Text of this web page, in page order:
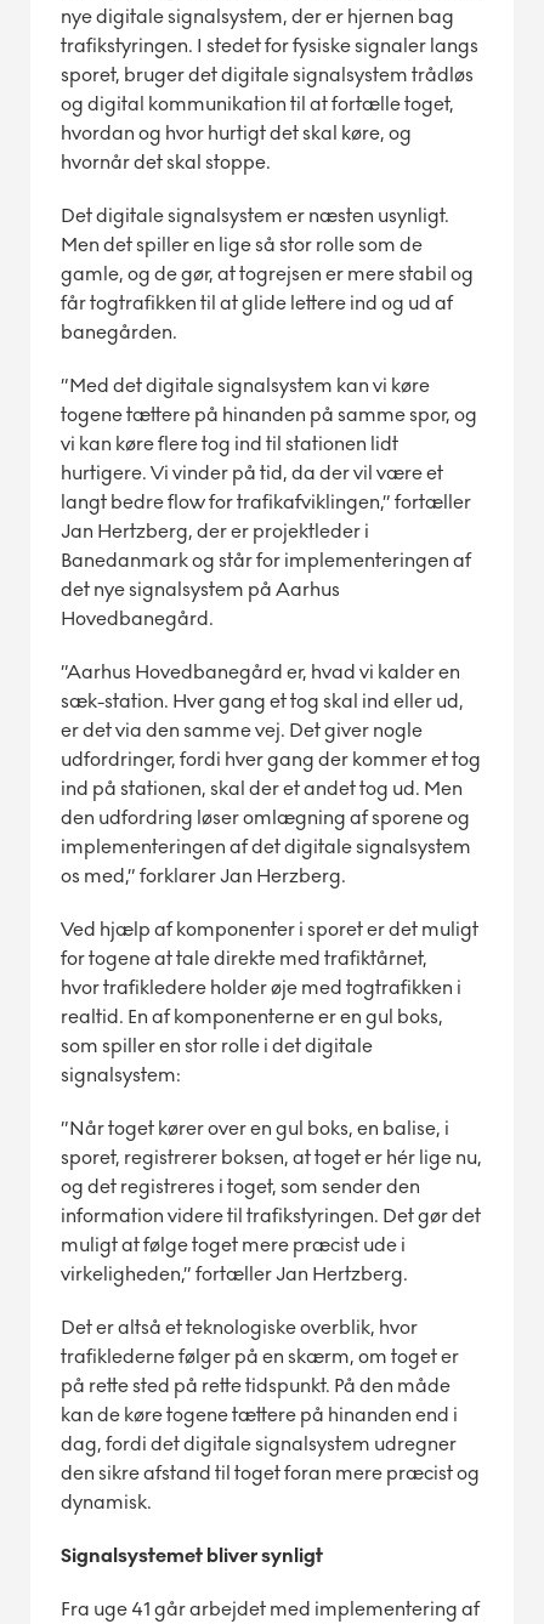
nye digitale signalsystem, der er hjernen bag
trafikstyringen. I stedet for fysiske signaler langs
sporet, bruger det digitale signalsystem trådløs
og digital kommunikation til at fortælle toget,
hvordan og hvor hurtigt det skal køre, og
hvornår det skal stoppe.
Det digitale signalsystem er næsten usynligt.
Men det spiller en lige så stor rolle som de
gamle, og de gør, at togrejsen er mere stabil og
får togtrafikken til at glide lettere ind og ud af
banegården.
”Med det digitale signalsystem kan vi køre
togene tættere på hinanden på samme spor, og
vi kan køre flere tog ind til stationen lidt
hurtigere. Vi vinder på tid, da der vil være et
langt bedre flow for trafikafviklingen,” fortæller
Jan Hertzberg, der er projektleder i
Banedanmark og står for implementeringen af
det nye signalsystem på Aarhus
Hovedbanegård.
”Aarhus Hovedbanegård er, hvad vi kalder en
sæk-station. Hver gang et tog skal ind eller ud,
er det via den samme vej. Det giver nogle
udfordringer, fordi hver gang der kommer et tog
ind på stationen, skal der et andet tog ud. Men
den udfordring løser omlægning af sporene og
implementeringen af det digitale signalsystem
os med,” forklarer Jan Herzberg.
Ved hjælp af komponenter i sporet er det muligt
for togene at tale direkte med trafiktårnet,
hvor trafikledere holder øje med togtrafikken i
realtid. En af komponenterne er en gul boks,
som spiller en stor rolle i det digitale
signalsystem:
”Når toget kører over en gul boks, en balise, i
sporet, registrerer boksen, at toget er hér lige nu,
og det registreres i toget, som sender den
information videre til trafikstyringen. Det gør det
muligt at følge toget mere præcist ude i
virkeligheden,” fortæller Jan Hertzberg.
Det er altså et teknologiske overblik, hvor
trafiklederne følger på en skærm, om toget er
på rette sted på rette tidspunkt. På den måde
kan de køre togene tættere på hinanden end i
dag, fordi det digitale signalsystem udregner
den sikre afstand til toget foran mere præcist og
dynamisk.
Signalsystemet bliver synligt
Fra uge 41 går arbejdet med implementering af